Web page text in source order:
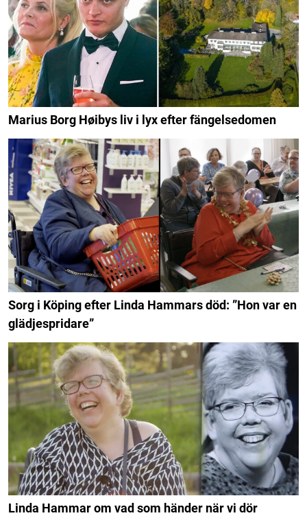
Marius Borg Høibys liv i lyx efter fängelsedomen
Sorg i Köping efter Linda Hammars död: ”Hon var en
glädjespridare”
Linda Hammar om vad som händer när vi dör